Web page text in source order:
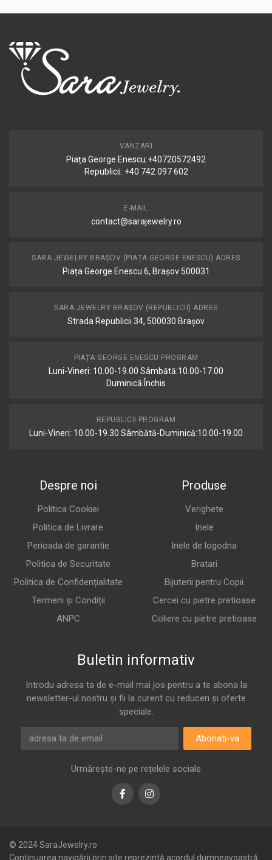
VANZARI
Piața George Enescu:+40720572492
Republicii: +40 742 097 602
E-MAIL
contact@sarajewelry.ro
SARA JEWELRY BRAȘOV (PIAȚA GEORGE ENESCU) ADRES
Piața George Enescu 6, Brașov 500031
SARA JEWELRY BRAȘOV (REPUBLICII) ADRES
Strada Republicii 34, 500030 Brașov
PIAȚA GEORGE ENESCU PROGRAM
Luni-Vineri: 10.00-19.00 Sâmbătă:10.00-17.00
Duminică:Închis
REPUBLICII PROGRAM
Luni-Vineri: 10.00-19.30 Sâmbătă-Duminică:10.00-19.00
Despre noi
Politica Cookiei
Politica de Livrare
Perioada de garantie
Politica de Securitate
Politica de Confidențialitate
Termeni și Condiții
ANPC
Produse
Verighete
Inele
Inele de logodna
Bratari
Bijuterii pentru Copii
Cercei cu pietre pretioase
Coliere cu pietre pretioase
Buletin informativ
Introdu adresa ta de e-mail mai jos pentru a te abona la
newsletter-ul nostru și fii la curent cu reduceri și oferte
speciale.
Abonati-va
Urmărește-ne pe rețelele sociale
FacebookInstagram
© 2024 SaraJewelry.ro
Continuarea navigării prin site reprezintă acordul dumneavoastră